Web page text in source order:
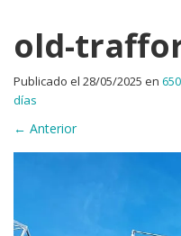
old-
Publicado el 28/05/2025 en
días
← Anterior